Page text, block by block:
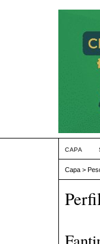
CAPA
Capa >